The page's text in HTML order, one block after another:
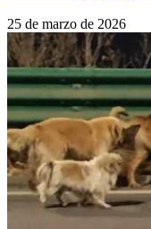
25 de marzo de 2026